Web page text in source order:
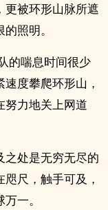
更被环形山脉所遮
照明。
的喘息时间很少
度攀爬环形山，
努力地关上网道
之处是无穷无尽的
尺，触手可及，
一。